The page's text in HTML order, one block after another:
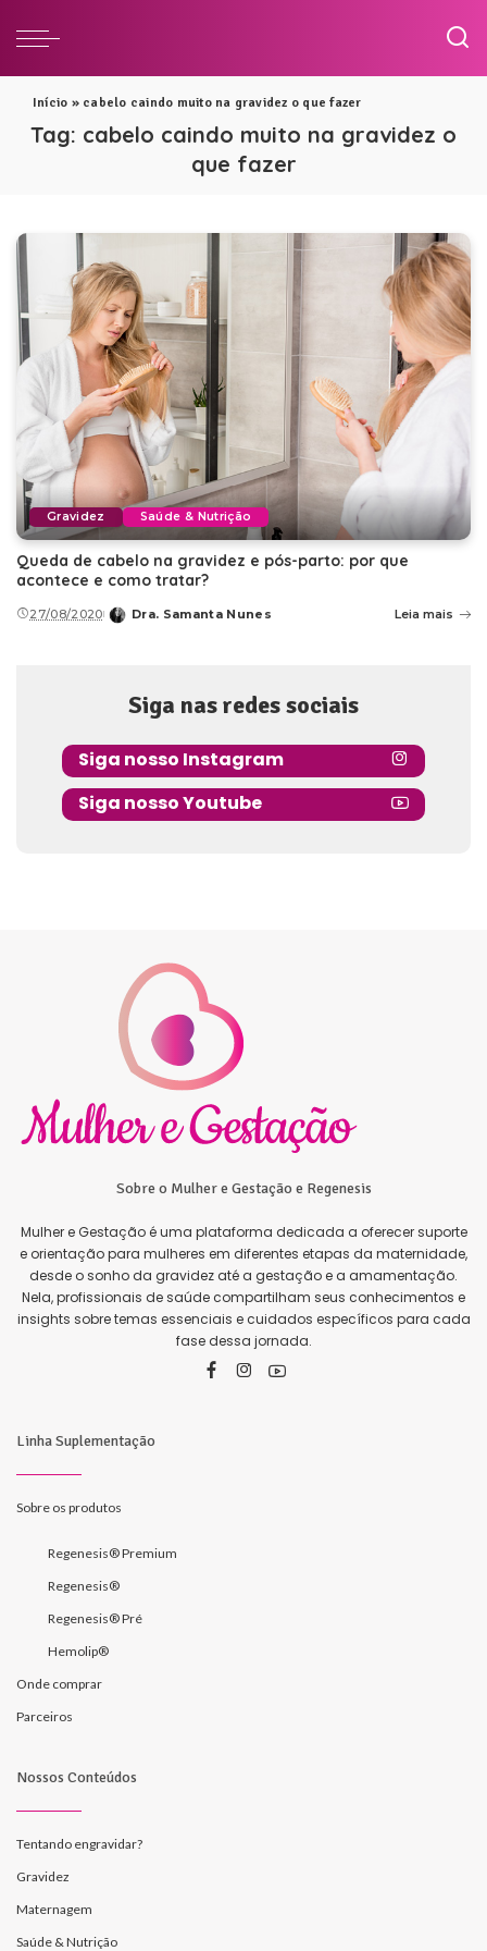
Início » cabelo caindo muito na gravidez o que fazer
Tag: cabelo caindo muito na gravidez o
que fazer
Gravidez Saúde & Nutrição
Queda de cabelo na gravidez e pós-parto: por que
acontece e como tratar?
27/08/2020
Posted
Dra. Samanta Nunes Leia mais
Siga nas redes sociais
Siga nosso Instagram
Siga nosso Youtube
Sobre o Mulher e Gestação e Regenesis
Mulher e Gestação é uma plataforma dedicada a oferecer suporte
e orientação para mulheres em diferentes etapas da maternidade,
desde o sonho da gravidez até a gestação e a amamentação.
Nela, profissionais de saúde compartilham seus conhecimentos e
insights sobre temas essenciais e cuidados específicos para cada
fase dessa jornada.
Linha Suplementação
Sobre os produtos
Regenesis® Premium
Regenesis®
Regenesis® Pré
Hemolip®
Onde comprar
Parceiros
Nossos Conteúdos
Tentando engravidar?
Gravidez
Maternagem
Saúde & Nutrição